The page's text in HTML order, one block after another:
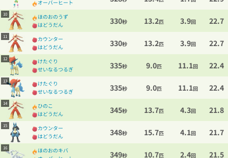
オーバーヒート
10
ほのおのうず
はどうだん
330秒 13.2匹 3.9回 22.7
11
カウンター
はどうだん
330秒 13.2匹 3.9回 22.7
12
けたぐり
せいなるつるぎ
335秒 9.0匹 11.1回 22.4
13
けたぐり
せいなるつるぎ
335秒 9.0匹 11.1回 22.4
14
ひのこ
はどうだん
345秒 13.7匹 4.3回 21.8
15
カウンター
はどうだん
348秒 15.7匹 4.1回 21.7
16
ほのおのキバ
349秒 10.7匹 2.4回 21.5